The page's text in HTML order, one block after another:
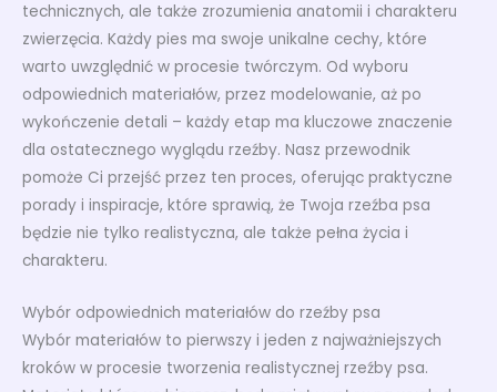
technicznych, ale także zrozumienia anatomii i charakteru
zwierzęcia. Każdy pies ma swoje unikalne cechy, które
warto uwzględnić w procesie twórczym. Od wyboru
odpowiednich materiałów, przez modelowanie, aż po
wykończenie detali – każdy etap ma kluczowe znaczenie
dla ostatecznego wyglądu rzeźby. Nasz przewodnik
pomoże Ci przejść przez ten proces, oferując praktyczne
porady i inspiracje, które sprawią, że Twoja rzeźba psa
będzie nie tylko realistyczna, ale także pełna życia i
charakteru.
Wybór odpowiednich materiałów do rzeźby psa
Wybór materiałów to pierwszy i jeden z najważniejszych
kroków w procesie tworzenia realistycznej rzeźby psa.